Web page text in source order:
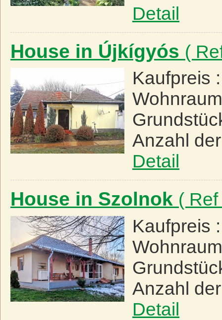
Detail
House in Újkígyós (
Kaufpreis
Anzahl
Detail
House in Szolnok (
Kaufpreis
Anzahl
Detail